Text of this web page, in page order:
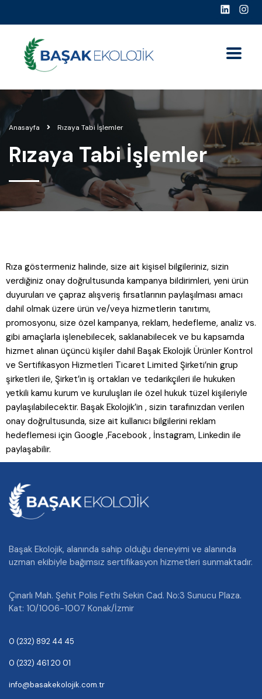
Anasayfa Rızaya Tabi İşlemler
Rızaya Tabi İşlemler
Rıza göstermeniz halinde, size ait kişisel bilgileriniz, sizin
verdiğiniz onay doğrultusunda kampanya bildirimleri, yeni ürün
duyuruları ve çapraz alışveriş fırsatlarının paylaşılması amacı
dahil olmak üzere ürün ve/veya hizmetlerin tanıtımı,
promosyonu, size özel kampanya, reklam, hedefleme, analiz vs.
gibi amaçlarla işlenebilecek, saklanabilecek ve bu kapsamda
hizmet alınan üçüncü kişiler dahil Başak Ekolojik Ürünler Kontrol
ve Sertifikasyon Hizmetleri Ticaret Limited Şirketi’nin grup
şirketleri ile, Şirket’in iş ortakları ve tedarikçileri ile hukuken
yetkili kamu kurum ve kuruluşları ile özel hukuk tüzel kişileriyle
paylaşılabilecektir. Başak Ekolojik’in , sizin tarafınızdan verilen
onay doğrultusunda, size ait kullanıcı bilgilerini reklam
hedeflemesi için Google ,Facebook , İnstagram, Linkedin ile
paylaşabilir.
Başak Ekolojik, alanında sahip olduğu deneyimi ve alanında
uzman ekibiyle bağımsız sertifikasyon hizmetleri sunmaktadır.
Çınarlı Mah. Şehit Polis Fethi Sekin Cad. No:3 Sunucu Plaza.
Kat: 10/1006-1007 Konak/İzmir
0 (232) 892 44 45
0 (232) 461 20 01
info@basakekolojik.com.tr